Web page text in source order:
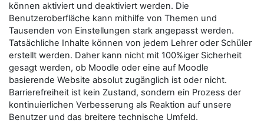
können aktiviert und deaktiviert werden. Die
Benutzeroberfläche kann mithilfe von Themen und
Tausenden von Einstellungen stark angepasst werden.
Tatsächliche Inhalte können von jedem Lehrer oder Schüler
erstellt werden. Daher kann nicht mit 100%iger Sicherheit
gesagt werden, ob Moodle oder eine auf Moodle
basierende Website absolut zugänglich ist oder nicht.
Barrierefreiheit ist kein Zustand, sondern ein Prozess der
kontinuierlichen Verbesserung als Reaktion auf unsere
Benutzer und das breitere technische Umfeld.